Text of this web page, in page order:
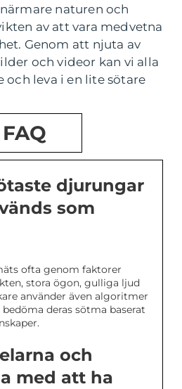
naturen och
av att vara medvetna
Genom att njuta av
och videor kan vi alla
leva i en lite sötare
FAQ
djurungar
som
ofta genom faktorer
stora ögon, gulliga ljud
använder även algoritmer
deras sötma baserat
och
med att ha